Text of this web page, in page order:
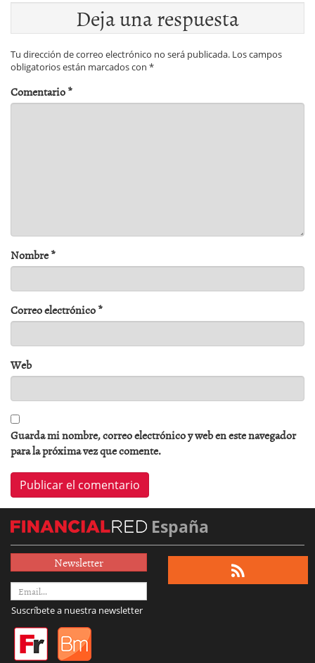
Deja una respuesta
Tu dirección de correo electrónico no será publicada. Los campos
obligatorios están marcados con *
Comentario*
Nombre*
Correo electrónico*
Web
Guarda mi nombre, correo electrónico y web en este navegador
para la próxima vez que comente.
España
Newsletter
Suscríbete a nuestra newsletter